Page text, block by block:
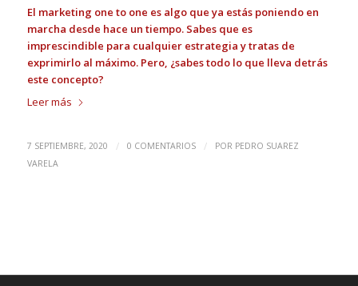
El marketing one to one es algo que ya estás poniendo en
marcha desde hace un tiempo. Sabes que es
imprescindible para cualquier estrategia y tratas de
exprimirlo al máximo. Pero, ¿sabes todo lo que lleva detrás
este concepto?
Leer más
7 SEPTIEMBRE, 2020 / 0 COMENTARIOS / POR PEDRO SUAREZ
VARELA